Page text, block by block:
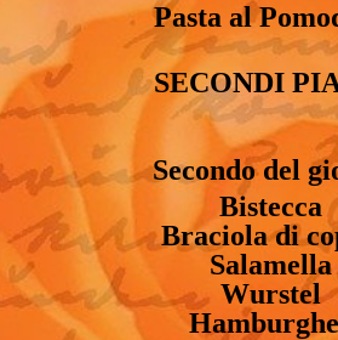
Pasta al
SECONDI
Secondo del
Bistecca
Braciola di
Salamella
Wurstel